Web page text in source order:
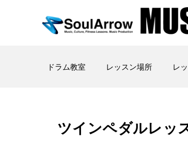
ドラム教室 レッスン場所 レ
ツインペダルレッ